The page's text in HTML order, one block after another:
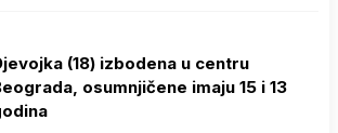
(18) izbodena u centru
osumnjičene imaju 15 i 13